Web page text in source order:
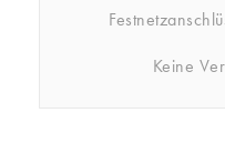
Keine